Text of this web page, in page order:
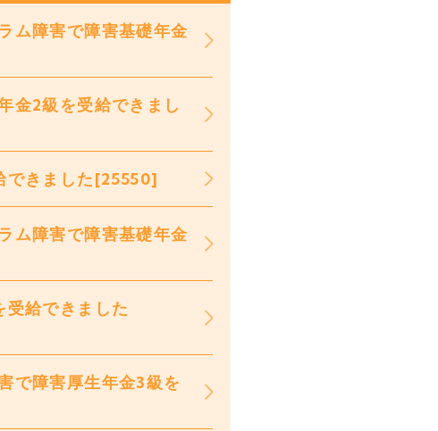
ム障害で障害基礎年金
金2級を受給できまし
できました[25550]
ム障害で障害基礎年金
給できました
で障害厚生年金3級を